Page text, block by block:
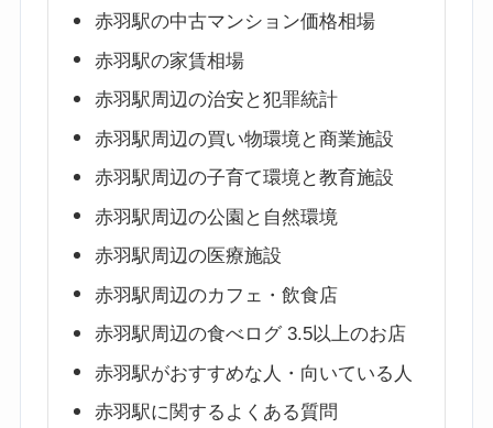
赤羽駅の中古マンション価格相場
赤羽駅の家賃相場
赤羽駅周辺の治安と犯罪統計
赤羽駅周辺の買い物環境と商業施設
赤羽駅周辺の子育て環境と教育施設
赤羽駅周辺の公園と自然環境
赤羽駅周辺の医療施設
赤羽駅周辺のカフェ・飲食店
赤羽駅周辺の食べログ 3.5以上のお店
赤羽駅がおすすめな人・向いている人
赤羽駅に関するよくある質問